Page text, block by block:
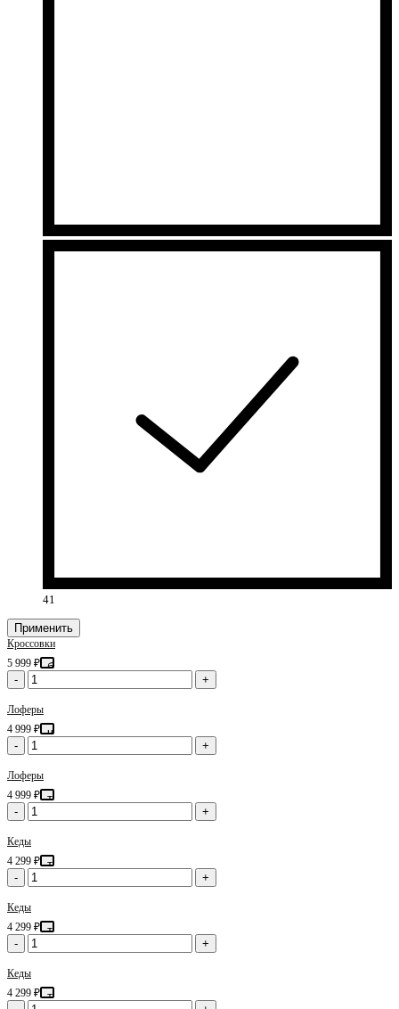
41
Применить
Кроссовки
5 999 ₽ бежевый
-
+
Лоферы
4 999 ₽ черный
-
+
Лоферы
4 999 ₽ темно-
- +
Кеды
4 299 ₽ темно-
- +
Кеды
4 299 ₽ темно-
- +
Кеды
4 299 ₽ темно-